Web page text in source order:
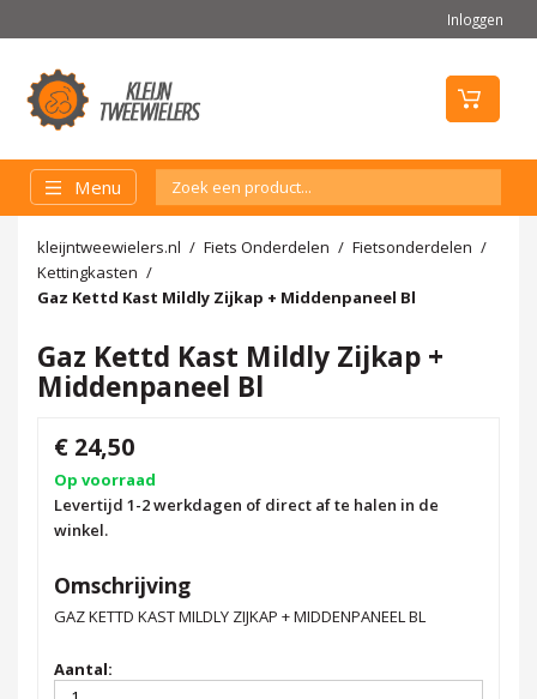
Inloggen
Menu
kleijntweewielers.nl Fiets Onderdelen
Fietsonderdelen
Kettingkasten
Gaz Kettd Kast Mildly Zijkap + Middenpaneel Bl
Gaz Kettd Kast Mildly Zijkap +
Middenpaneel Bl
€ 24,50
Op voorraad
Levertijd 1-2 werkdagen of direct af te halen in de
winkel.
Omschrijving
GAZ KETTD KAST MILDLY ZIJKAP + MIDDENPANEEL BL
Aantal: